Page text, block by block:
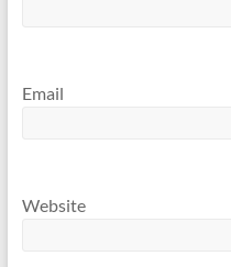
Email
Website